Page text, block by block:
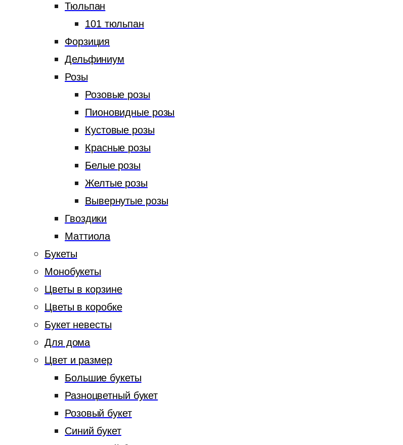
Тюльпан
101 тюльпан
Форзиция
Дельфиниум
Розы
Розовые розы
Пионовидные розы
Кустовые розы
Красные розы
Белые розы
Желтые розы
Вывернутые розы
Гвоздики
Маттиола
Букеты
Монобукеты
Цветы в корзине
Цветы в коробке
Букет невесты
Для дома
Цвет и размер
Большие букеты
Разноцветный букет
Розовый букет
Синий букет